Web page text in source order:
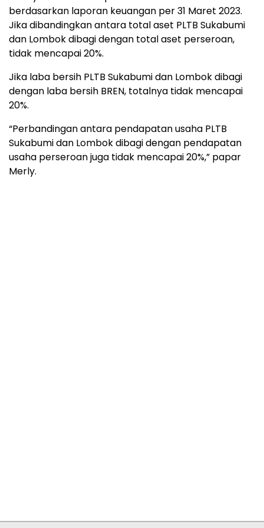
berdasarkan laporan keuangan per 31 Maret 2023.
Jika dibandingkan antara total aset PLTB Sukabumi
dan Lombok dibagi dengan total aset perseroan,
tidak mencapai 20%.
Jika laba bersih PLTB Sukabumi dan Lombok dibagi
dengan laba bersih BREN, totalnya tidak mencapai
20%.
“Perbandingan antara pendapatan usaha PLTB
Sukabumi dan Lombok dibagi dengan pendapatan
usaha perseroan juga tidak mencapai 20%,” papar
Merly.